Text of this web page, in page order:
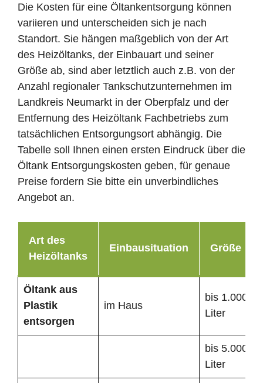
Die Kosten für eine Öltankentsorgung können
variieren und unterscheiden sich je nach
Standort. Sie hängen maßgeblich von der Art
des Heizöltanks, der Einbauart und seiner
Größe ab, sind aber letztlich auch z.B. von der
Anzahl regionaler Tankschutzunternehmen im
Landkreis Neumarkt in der Oberpfalz und der
Entfernung des Heizöltank Fachbetriebs zum
tatsächlichen Entsorgungsort abhängig. Die
Tabelle soll Ihnen einen ersten Eindruck über die
Öltank Entsorgungskosten geben, für genaue
Preise fordern Sie bitte ein unverbindliches
Angebot an.
Art des
Heizöltanks
Einbausituation Größe
Öltank aus
Plastik
entsorgen
im Haus
bis 1.000
Liter
bis 5.000
Liter